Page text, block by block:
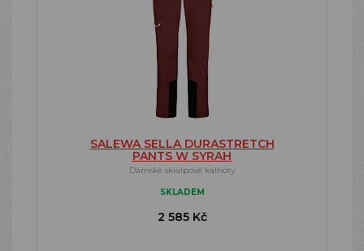
SALEWA SELLA DURASTRETCH
PANTS W SYRAH
Dámské skialpové kalhoty
SKLADEM
2 585 Kč